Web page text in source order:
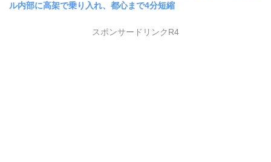
ル内部に高架で乗り入れ、都心まで4分短縮
スポンサードリンクR4